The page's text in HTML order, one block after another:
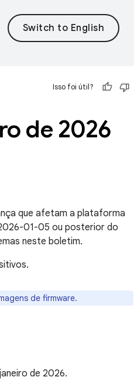
Isso foi útil?
de 2026
que afetam a plataforma
01-05 ou posterior do
neste boletim.
de firmware.
de 2026.